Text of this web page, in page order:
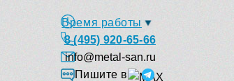
Время работы
8 (495) 920-65-66
info@metal-san.ru
Пишите в